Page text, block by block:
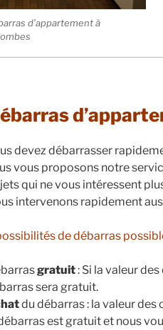
d’appartement à
devez débarrasser
vous proposons notre
qui ne vous intéressent
intervenons rapidement
de débarras
gratuit: Si la valeur
sera gratuit.
du débarras : la valeur
est gratuit et nous